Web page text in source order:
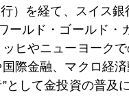
20日 「先生」が最
）を経て、スイス
ールド・ゴールド・
ヒやニューヨーク
際金融、マクロ経
として金投資の普及